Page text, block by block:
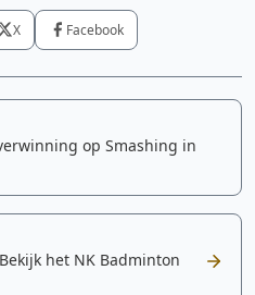
X Facebook
op Smashing in
het NK Badminton